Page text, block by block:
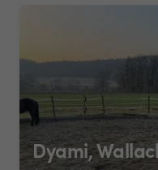
Dyami,